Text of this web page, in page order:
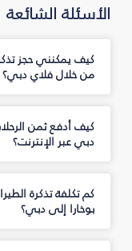
الأسئلة الشائعة
كيف يمكنني حجز
من خلال فلاي دبي؟
كيف أدفع ثمن
دبي عبر الإنترنت؟
كم تكلفة تذكرة
بوخارا إلى دبي؟